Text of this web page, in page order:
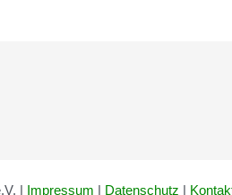
| Impressum | Datenschutz |